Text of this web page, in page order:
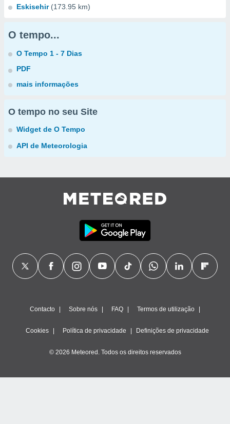
Eskisehir (173.95 km)
O tempo...
O Tempo 1 - 7 Dias
PDF
mais informações
O tempo no seu Site
Widget de O Tempo
API de Meteorologia
Contacto Sobre nós FAQ Termos de utilização
Cookies Política de privacidade Definições de privacidade
© 2026 Meteored. Todos os direitos reservados